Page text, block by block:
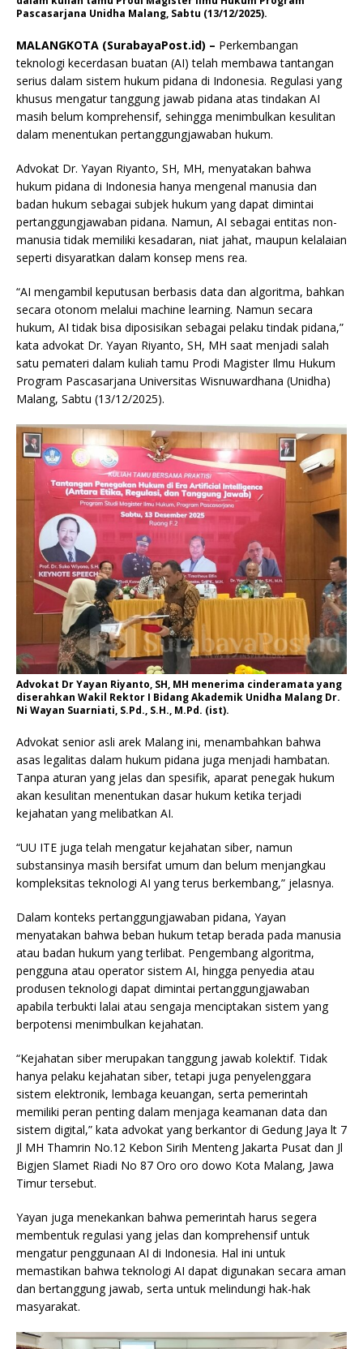
Pascasarjana Unidha Malang, Sabtu (13/12/2025).
MALANGKOTA (SurabayaPost.id) – Perkembangan
teknologi kecerdasan buatan (AI) telah membawa tantangan
serius dalam sistem hukum pidana di Indonesia. Regulasi yang
khusus mengatur tanggung jawab pidana atas tindakan AI
masih belum komprehensif, sehingga menimbulkan kesulitan
dalam menentukan pertanggungjawaban hukum.
Advokat Dr. Yayan Riyanto, SH, MH, menyatakan bahwa
hukum pidana di Indonesia hanya mengenal manusia dan
badan hukum sebagai subjek hukum yang dapat dimintai
pertanggungjawaban pidana. Namun, AI sebagai entitas non-
manusia tidak memiliki kesadaran, niat jahat, maupun kelalaian
seperti disyaratkan dalam konsep mens rea.
“AI mengambil keputusan berbasis data dan algoritma, bahkan
secara otonom melalui machine learning. Namun secara
hukum, AI tidak bisa diposisikan sebagai pelaku tindak pidana,”
kata advokat Dr. Yayan Riyanto, SH, MH saat menjadi salah
satu pemateri dalam kuliah tamu Prodi Magister Ilmu Hukum
Program Pascasarjana Universitas Wisnuwardhana (Unidha)
Malang, Sabtu (13/12/2025).
Advokat Dr Yayan Riyanto, SH, MH menerima cinderamata yang
diserahkan Wakil Rektor I Bidang Akademik Unidha Malang Dr.
Ni Wayan Suarniati, S.Pd., S.H., M.Pd. (ist).
Advokat senior asli arek Malang ini, menambahkan bahwa
asas legalitas dalam hukum pidana juga menjadi hambatan.
Tanpa aturan yang jelas dan spesifik, aparat penegak hukum
akan kesulitan menentukan dasar hukum ketika terjadi
kejahatan yang melibatkan AI.
“UU ITE juga telah mengatur kejahatan siber, namun
substansinya masih bersifat umum dan belum menjangkau
kompleksitas teknologi AI yang terus berkembang,” jelasnya.
Dalam konteks pertanggungjawaban pidana, Yayan
menyatakan bahwa beban hukum tetap berada pada manusia
atau badan hukum yang terlibat. Pengembang algoritma,
pengguna atau operator sistem AI, hingga penyedia atau
produsen teknologi dapat dimintai pertanggungjawaban
apabila terbukti lalai atau sengaja menciptakan sistem yang
berpotensi menimbulkan kejahatan.
“Kejahatan siber merupakan tanggung jawab kolektif. Tidak
hanya pelaku kejahatan siber, tetapi juga penyelenggara
sistem elektronik, lembaga keuangan, serta pemerintah
memiliki peran penting dalam menjaga keamanan data dan
sistem digital,” kata advokat yang berkantor di Gedung Jaya lt 7
Jl MH Thamrin No.12 Kebon Sirih Menteng Jakarta Pusat dan Jl
Bigjen Slamet Riadi No 87 Oro oro dowo Kota Malang, Jawa
Timur tersebut.
Yayan juga menekankan bahwa pemerintah harus segera
membentuk regulasi yang jelas dan komprehensif untuk
mengatur penggunaan AI di Indonesia. Hal ini untuk
memastikan bahwa teknologi AI dapat digunakan secara aman
dan bertanggung jawab, serta untuk melindungi hak-hak
masyarakat.